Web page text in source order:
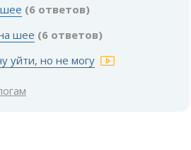
(6 ответов)
шее (6 ответов)
уйти, но не могу